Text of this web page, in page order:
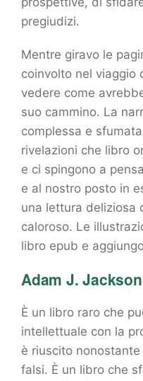
pregiudizi.
Mentre giravo le
coinvolto nel viaggio
vedere come
suo cammino. La
complessa e
rivelazioni che libro
e ci spingono a
e al nostro posto in
una lettura deliziosa
caloroso. Le
libro epub e
Adam J.
È un libro raro che
intellettuale con la
è riuscito
falsi. È un libro che